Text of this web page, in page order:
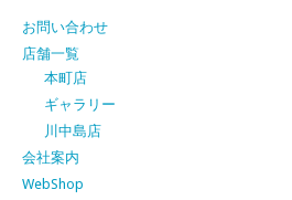
お問い合わせ
店舗一覧
本町店
ギャラリー
川中島店
会社案内
WebShop